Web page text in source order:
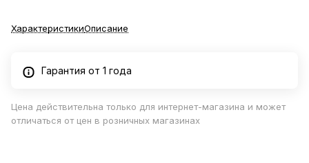
ХарактеристикиОписание
Гарантия от 1 года
Цена действительна только для интернет-магазина и может
отличаться от цен в розничных магазинах